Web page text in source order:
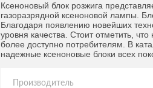
Ксеноновый блок розжига
газоразрядной ксеноновой лампы.
Благодаря появлению новейших
уровня качества. Стоит отметить,
более доступно потребителям. В
надежные ксеноновые блоки всех
Производитель